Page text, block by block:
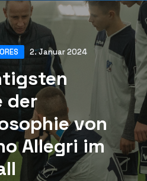
2. Januar 2024
der
von
Allegri im